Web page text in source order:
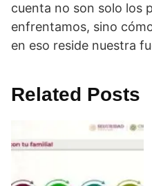
cuenta no son solo los
enfrentamos, sino
en eso reside nuestra
Related Posts